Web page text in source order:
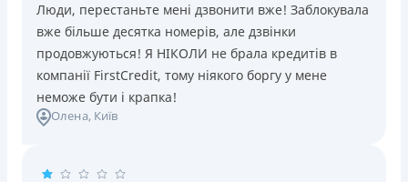
Люди, перестаньте мені дзвонити вже! Заблокувала
вже більше десятка номерів, але дзвінки
продовжуються! Я НІКОЛИ не брала кредитів в
компанії FirstCredit, тому ніякого боргу у мене
неможе бути і крапка!
Олена, Київ